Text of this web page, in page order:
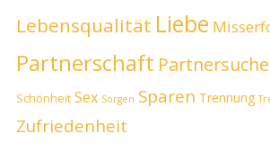
Lebensqualität Liebe
Partnerschaft Partnersuche
Schönheit Sex Sorgen Sparen Trennung
Zufriedenheit